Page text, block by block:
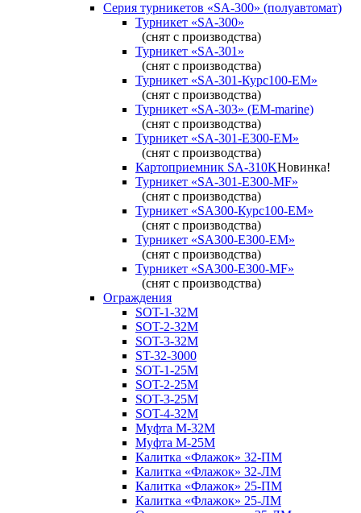
Серия турникетов «SA-300» (полуавтомат)
Турникет «SA-300»
(снят с производства)
Турникет «SA-301»
(снят с производства)
Турникет «SA-301-Курс100-ЕМ»
(снят с производства)
Турникет «SA-303» (EM-marine)
(снят с производства)
Турникет «SA-301-Е300-ЕМ»
(снят с производства)
Картоприемник SA-310KНовинка!
Турникет «SA-301-Е300-MF»
(снят с производства)
Турникет «SA300-Курс100-ЕМ»
(снят с производства)
Турникет «SA300-Е300-EM»
(снят с производства)
Турникет «SA300-Е300-MF»
(снят с производства)
Ограждения
SOT-1-32М
SOT-2-32М
SOT-3-32М
ST-32-3000
SOT-1-25М
SOT-2-25М
SOT-3-25М
SOT-4-32M
Муфта M-32М
Муфта M-25М
Калитка «Флажок» 32-ПМ
Калитка «Флажок» 32-ЛМ
Калитка «Флажок» 25-ПМ
Калитка «Флажок» 25-ЛМ